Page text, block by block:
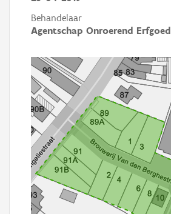
Behandelaar
Agentschap Onroerend Erfgoed